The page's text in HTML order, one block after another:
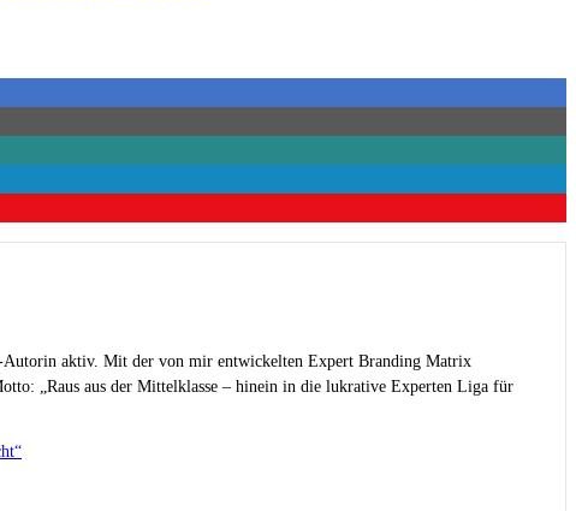
Autorin aktiv. Mit der von mir entwickelten Expert Branding Matrix
„Raus aus der Mittelklasse – hinein in die lukrative Experten Liga für